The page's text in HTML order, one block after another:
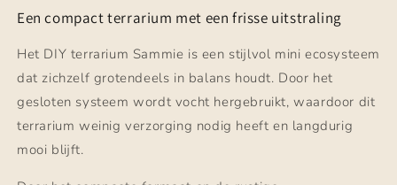
Een compact terrarium met een frisse uitstraling
Het DIY terrarium Sammie is een stijlvol mini ecosysteem
dat zichzelf grotendeels in balans houdt. Door het
gesloten systeem wordt vocht hergebruikt, waardoor dit
terrarium weinig verzorging nodig heeft en langdurig
mooi blijft.